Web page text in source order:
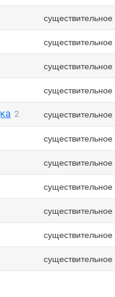
существительное
существительное
существительное
существительное
2 существительное
существительное
существительное
существительное
существительное
существительное
существительное